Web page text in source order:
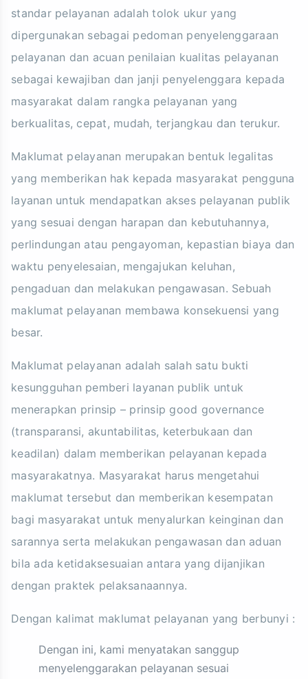
standar pelayanan adalah tolok ukur yang
dipergunakan sebagai pedoman penyelenggaraan
pelayanan dan acuan penilaian kualitas pelayanan
sebagai kewajiban dan janji penyelenggara kepada
masyarakat dalam rangka pelayanan yang
berkualitas, cepat, mudah, terjangkau dan terukur.
Maklumat pelayanan merupakan bentuk legalitas
yang memberikan hak kepada masyarakat pengguna
layanan untuk mendapatkan akses pelayanan publik
yang sesuai dengan harapan dan kebutuhannya,
perlindungan atau pengayoman, kepastian biaya dan
waktu penyelesaian, mengajukan keluhan,
pengaduan dan melakukan pengawasan. Sebuah
maklumat pelayanan membawa konsekuensi yang
besar.
Maklumat pelayanan adalah salah satu bukti
kesungguhan pemberi layanan publik untuk
menerapkan prinsip – prinsip good governance
(transparansi, akuntabilitas, keterbukaan dan
keadilan) dalam memberikan pelayanan kepada
masyarakatnya. Masyarakat harus mengetahui
maklumat tersebut dan memberikan kesempatan
bagi masyarakat untuk menyalurkan keinginan dan
sarannya serta melakukan pengawasan dan aduan
bila ada ketidaksesuaian antara yang dijanjikan
dengan praktek pelaksanaannya.
Dengan kalimat maklumat pelayanan yang berbunyi :
Dengan ini, kami menyatakan sanggup
menyelenggarakan pelayanan sesuai